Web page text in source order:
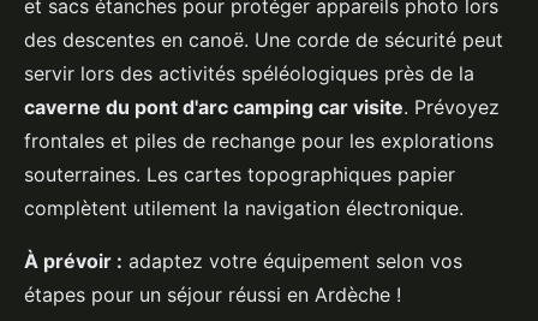
et sacs étanches pour protéger appareils photo lors
des descentes en canoë. Une corde de sécurité peut
servir lors des activités spéléologiques près de la
caverne du pont d'arc camping car visite. Prévoyez
frontales et piles de rechange pour les explorations
souterraines. Les cartes topographiques papier
complètent utilement la navigation électronique.
À prévoir : adaptez votre équipement selon vos
étapes pour un séjour réussi en Ardèche !